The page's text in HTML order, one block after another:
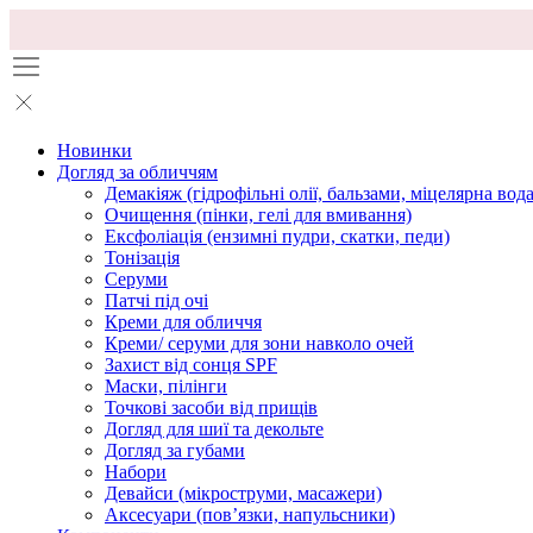
Новинки
Догляд за обличчям
Демакіяж (гідрофільні олії, бальзами, міцелярна
Очищення (пінки, гелі для вмивання)
Ексфоліація (ензимні пудри, скатки, педи)
Тонізація
Серуми
Патчі під очі
Креми для обличчя
Креми/ серуми для зони навколо очей
Захист від сонця SPF
Маски, пілінги
Точкові засоби від прищів
Догляд для шиї та декольте
Догляд за губами
Набори
Девайси (мікроструми, масажери)
Аксесуари (повʼязки, напульсники)